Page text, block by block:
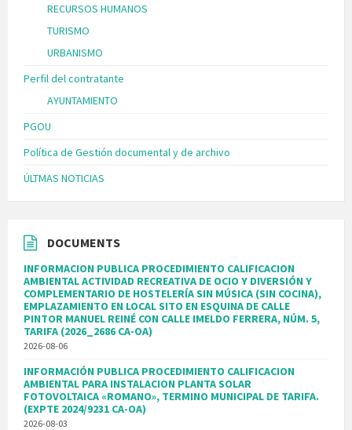
RECURSOS HUMANOS
TURISMO
URBANISMO
Perfil del contratante
AYUNTAMIENTO
PGOU
Política de Gestión documental y de archivo
ÚLTMAS NOTICIAS
DOCUMENTS
INFORMACION PUBLICA PROCEDIMIENTO CALIFICACION
AMBIENTAL ACTIVIDAD RECREATIVA DE OCIO Y DIVERSIÓN Y
COMPLEMENTARIO DE HOSTELERÍA SIN MÚSICA (SIN COCINA),
EMPLAZAMIENTO EN LOCAL SITO EN ESQUINA DE CALLE
PINTOR MANUEL REINÉ CON CALLE IMELDO FERRERA, NÚM. 5,
TARIFA (2026_2686 CA-OA)
2026-08-06
INFORMACIÓN PUBLICA PROCEDIMIENTO CALIFICACION
AMBIENTAL PARA INSTALACION PLANTA SOLAR
FOTOVOLTAICA «ROMANO», TERMINO MUNICIPAL DE TARIFA.
(EXPTE 2024/9231 CA-OA)
2026-08-03